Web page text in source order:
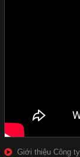
Giới thiệu Công